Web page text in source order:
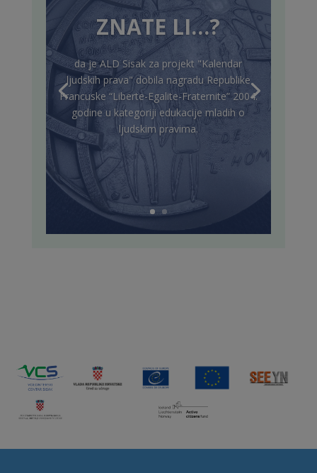
ZNATE LI…?
da je ALD Sisak za projekt "Kalendar
ljudskih prava" dobila nagradu Republike
Francuske “Liberte-Egalite-Fraternite” 2004.
godine u kategoriji edukacije mladih o
ljudskim pravima.